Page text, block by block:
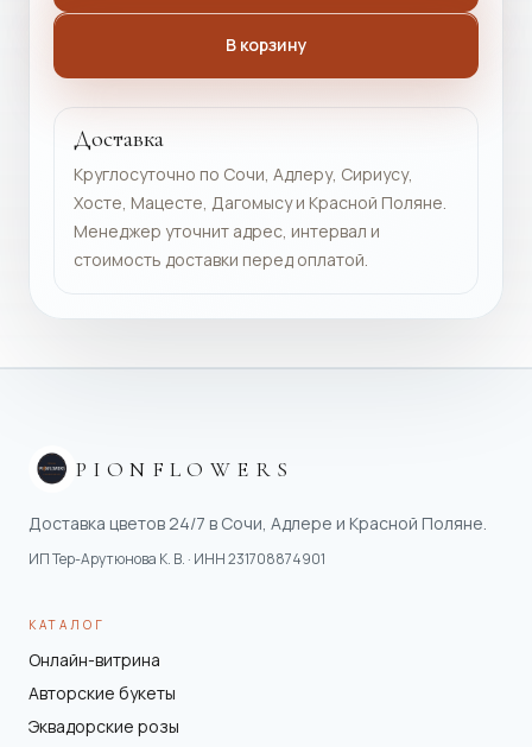
В корзину
Доставка
Круглосуточно по Сочи, Адлеру, Сириусу,
Хосте, Мацесте, Дагомысу и Красной Поляне.
Менеджер уточнит адрес, интервал и
стоимость доставки перед оплатой.
PIONFLOWERS
Доставка цветов 24/7 в Сочи, Адлере и Красной Поляне.
ИП Тер-Арутюнова К. В. · ИНН231708874901
КАТАЛОГ
Онлайн-витрина
Авторские букеты
Эквадорские розы